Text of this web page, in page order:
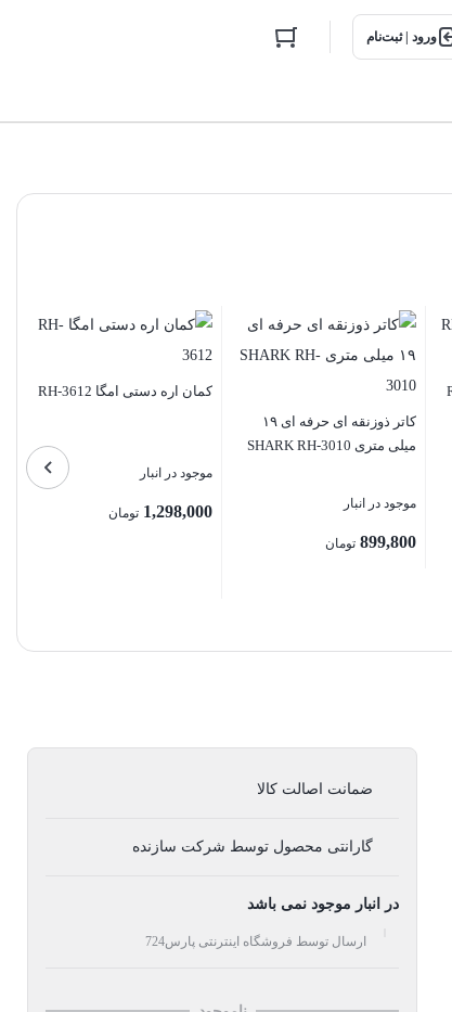
ورود | ثبت‌نام
کاتر ذوزنقه ای حرفه ای ۱۹
میلی متری SHARK RH-3010
موجود در انبار
899,800 تومان
کمان اره دستی امگا RH-3612
موجود در انبار
1,298,000 تومان
ضمانت اصالت کالا
گارانتی محصول توسط شرکت سازنده
در انبار موجود نمی باشد
ارسال توسط فروشگاه اینترنتی پارس724